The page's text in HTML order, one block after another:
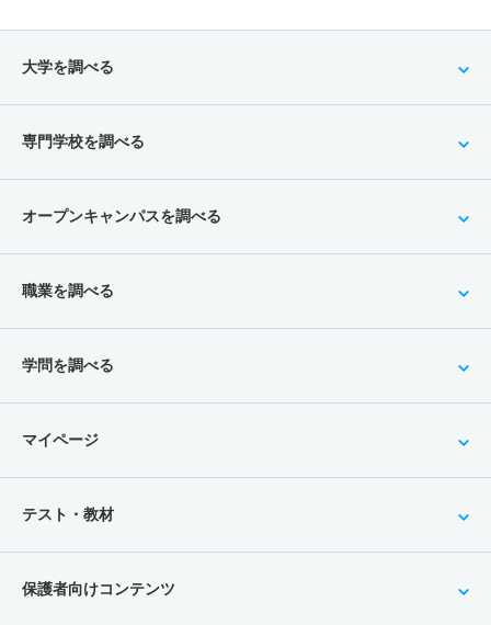
大学を調べる
専門学校を調べる
オープンキャンパスを調べる
職業を調べる
学問を調べる
マイページ
テスト・教材
保護者向けコンテンツ